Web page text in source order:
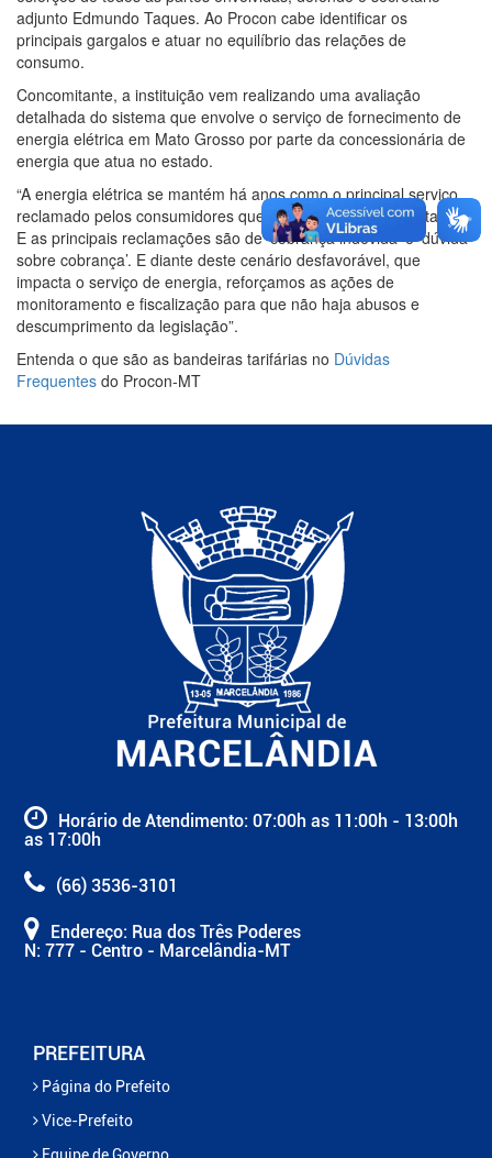
adjunto Edmundo Taques. Ao Procon cabe identificar os
principais gargalos e atuar no equilíbrio das relações de
consumo.
Concomitante, a instituição vem realizando uma avaliação
detalhada do sistema que envolve o serviço de fornecimento de
energia elétrica em Mato Grosso por parte da concessionária de
energia que atua no estado.
“A energia elétrica se mantém há anos como o principal serviço
reclamado pelos consumidores que procuram o Procon Estadual.
E as principais reclamações são de ‘cobrança indevida’ e ‘dúvida
sobre cobrança’. E diante deste cenário desfavorável, que
impacta o serviço de energia, reforçamos as ações de
monitoramento e fiscalização para que não haja abusos e
descumprimento da legislação”.
Entenda o que são as bandeiras tarifárias no Dúvidas
Frequentes do Procon-MT
Horário de Atendimento: 07:00h as 11:00h - 13:00h
as 17:00h
(66) 3536-3101
Endereço: Rua dos Três Poderes
N: 777 - Centro - Marcelândia-MT
PREFEITURA
Página do Prefeito
Vice-Prefeito
Equipe de Governo